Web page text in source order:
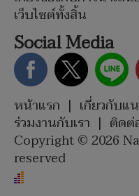
เว็บไซต์ทั้งสิ้น
Social Media
หน้าแรก | เกี่ยวกับแ
ร่วมงานกับเรา | ติดต่
Copyright © 2026
reserved